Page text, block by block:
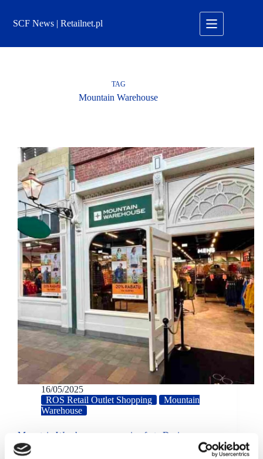
treściSCF News | Retailnet.pl
TAG
Mountain Warehouse
16/05/2025
ROS Retail Outlet Shopping
Mountain
Warehouse
Mountain Warehouse wzmacnia ofertę Designer
Outlet Sosnowiec